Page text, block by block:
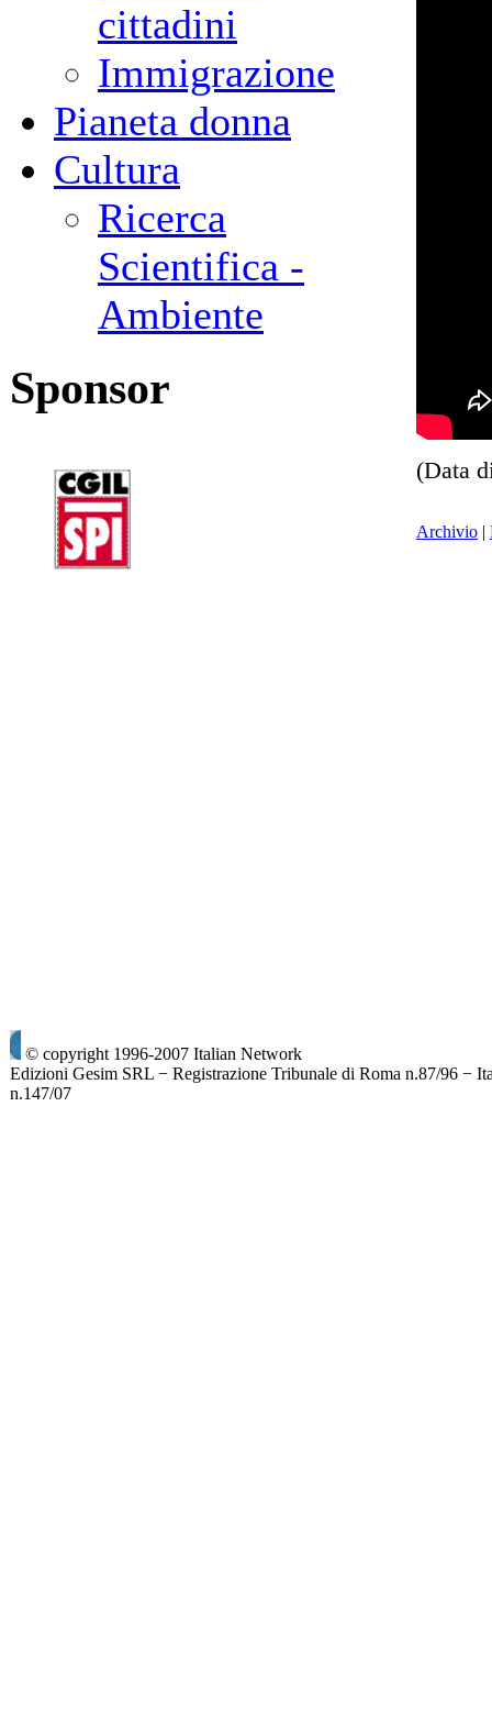
cittadini
Immigrazione
Pianeta donna
Cultura
Ricerca
Scientifica -
Ambiente
Sponsor
(Data
Archivio |
© copyright 1996-2007 Italian Network
Edizioni Gesim SRL − Registrazione Tribunale di Roma n.87/96 −
n.147/07